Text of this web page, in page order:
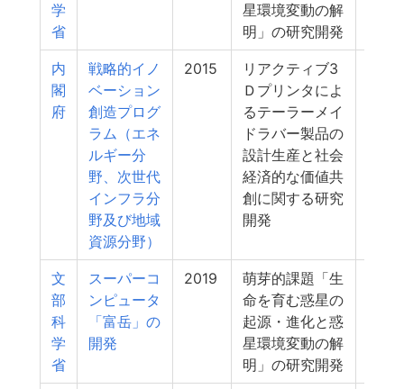
学
省
星環境変動の解
明」の研究開発
内
閣
府
戦略的イノ
ベーション
創造プログ
ラム（エネ
ルギー分
野、次世代
インフラ分
野及び地域
資源分野）
2015
リアクティブ3
Ｄプリンタによ
るテーラーメイ
ドラバー製品の
設計生産と社会
経済的な価値共
創に関する研究
開発
文
部
科
学
省
スーパーコ
ンピュータ
「富岳」の
開発
2019
萌芽的課題「生
命を育む惑星の
起源・進化と惑
星環境変動の解
明」の研究開発